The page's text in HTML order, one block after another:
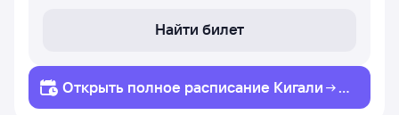
Найти билет
Открыть полное расписание Кигали
С
анкт-Петербург